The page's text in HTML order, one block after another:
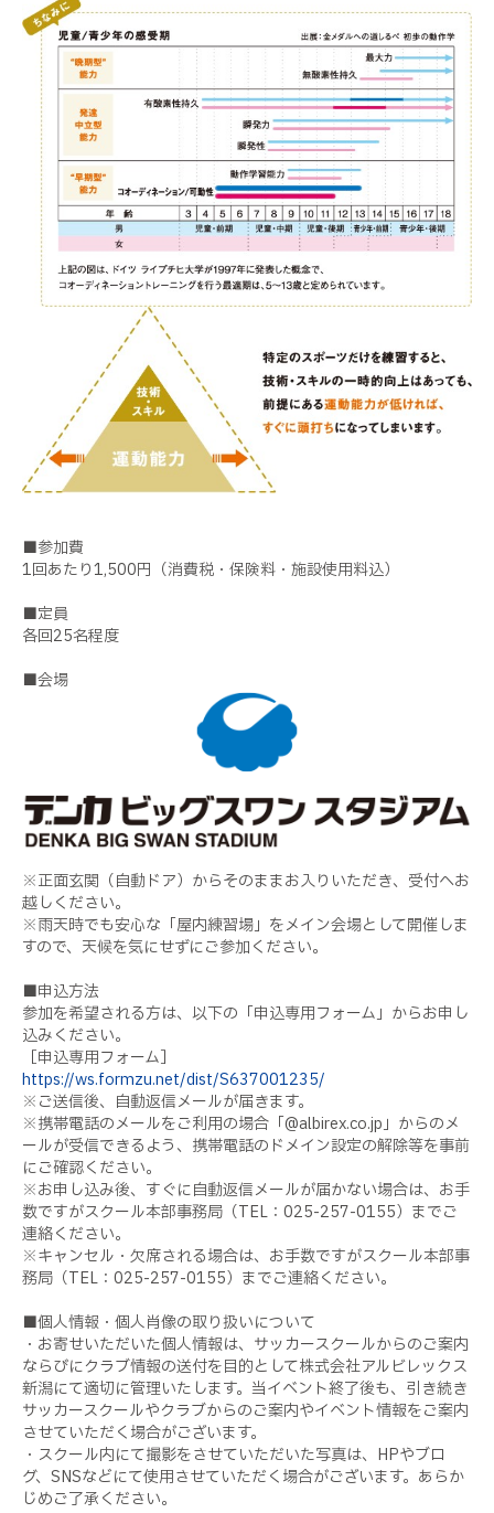
■参加費
1回あたり1,500円（消費税・保険料・施設使用料込）
■定員
各回25名程度
■会場
※正面玄関（自動ドア）からそのままお入りいただき、受付へお
越しください。
※雨天時でも安心な「屋内練習場」をメイン会場として開催しま
すので、天候を気にせずにご参加ください。
■申込方法
参加を希望される方は、以下の「申込専用フォーム」からお申し
込みください。
［申込専用フォーム］
https://ws.formzu.net/dist/S637001235/
※ご送信後、自動返信メールが届きます。
※携帯電話のメールをご利用の場合「@albirex.co.jp」からのメ
ールが受信できるよう、携帯電話のドメイン設定の解除等を事前
にご確認ください。
※お申し込み後、すぐに自動返信メールが届かない場合は、お手
数ですがスクール本部事務局（TEL：025-257-0155）までご
連絡ください。
※キャンセル・欠席される場合は、お手数ですがスクール本部事
務局（TEL：025-257-0155）までご連絡ください。
■個人情報・個人肖像の取り扱いについて
・お寄せいただいた個人情報は、サッカースクールからのご案内
ならびにクラブ情報の送付を目的として株式会社アルビレックス
新潟にて適切に管理いたします。当イベント終了後も、引き続き
サッカースクールやクラブからのご案内やイベント情報をご案内
させていただく場合がございます。
・スクール内にて撮影をさせていただいた写真は、HPやブロ
グ、SNSなどにて使用させていただく場合がございます。あらか
じめご了承ください。